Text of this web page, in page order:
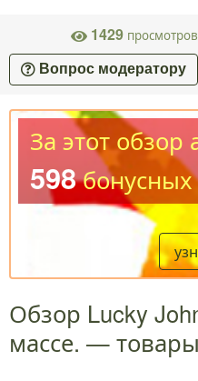
1429 просмотров
Вопрос модератору
За этот обзор
598бонусных
Обзор Lucky
массе. — товары